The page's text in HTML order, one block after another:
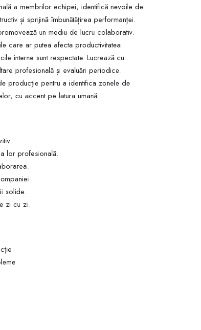
a membrilor echipei, identifică nevoile de
și sprijină îmbunătățirea performanței.
un mediu de lucru colaborativ.
care ar putea afecta productivitatea.
interne sunt respectate. Lucrează cu
profesională și evaluări periodice.
producție pentru a identifica zonele de
cu accent pe latura umană.
lor profesională.
solide.
zi cu zi.